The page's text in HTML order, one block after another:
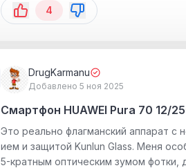
4
DrugKarmanu
Добавлено 5 ноя 2025
Смартфон HUAWEI Pura 70 12/
Это реально флагманский аппарат
ием и защитой Kunlun Glass. Меня
5-кратным оптическим зумом